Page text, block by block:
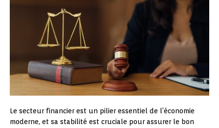
Le secteur financier est un pilier essentiel de l’économie
moderne, et sa stabilité est cruciale pour assurer le bon